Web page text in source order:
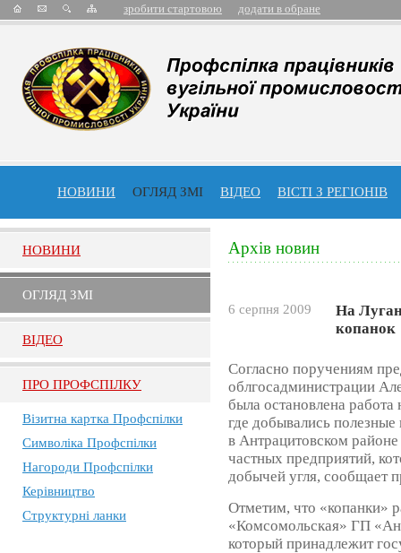
зробити стартовою додати в обране
НОВИНИ ОГЛЯД ЗМІ ВІДЕО ВІСТІ З РЕГІОНІВ
НОВИНИ
ОГЛЯД ЗМI
ВIДЕО
ПРО ПРОФСПIЛКУ
Візитна картка Профспілки
Символіка Профспілки
Нагороди Профспілки
Керівництво
Структурні ланки
Архів новин
6 серпня 2009
На
копанок
Согласно поручениям
облгосадминистрации
была остановлена работа
где добывались
в Антрацитовском
частных предприятий,
добычей угля, сообщает
Отметим, что «копанки»
«Комсомольская» ГП
который принадлежит